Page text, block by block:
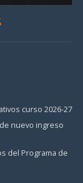
curso 2026-27
nuevo ingreso
del Programa de